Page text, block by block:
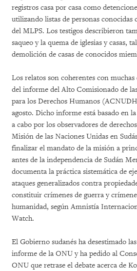
registros casa por casa como
utilizando listas de personas conocidas
del MLPS. Los testigos describieron
saqueo y la quema de iglesias y casas,
demolición de casas de conocidos
Los relatos son coherentes con muchas
del informe del Alto Comisionado de
para los Derechos Humanos
agosto. Dicho informe está basado en
a cabo por los observadores de
Misión de las Naciones Unidas en
finalizar el mandato de la misión a
antes de la independencia de Sudán
documenta la práctica sistemática de
ataques generalizados contra
constituir crímenes de guerra y
humanidad, según Amnistía
Watch.
El Gobierno sudanés ha desestimado
informe de la ONU y ha pedido al
ONU que retrase el debate acerca de